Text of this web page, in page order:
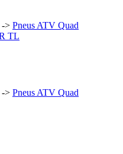
-> Pneus ATV Quad
-> Pneus ATV Quad